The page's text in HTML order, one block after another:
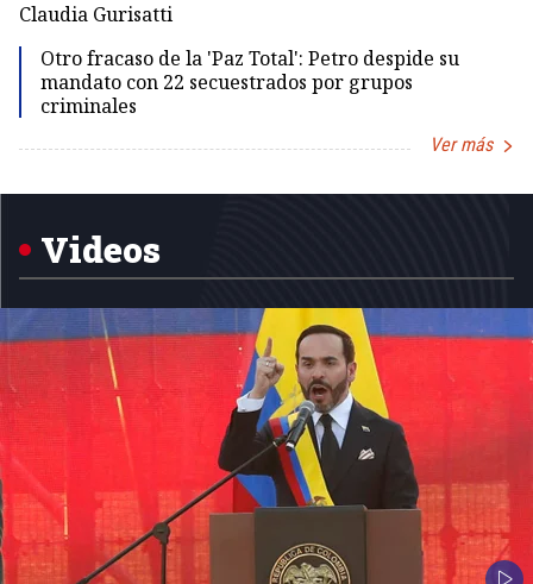
Claudia Gurisatti
Otro fracaso de la 'Paz Total': Petro despide su
mandato con 22 secuestrados por grupos
criminales
Ver más
Videos